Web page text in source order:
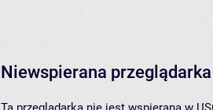
Niewspierana przeglądarka